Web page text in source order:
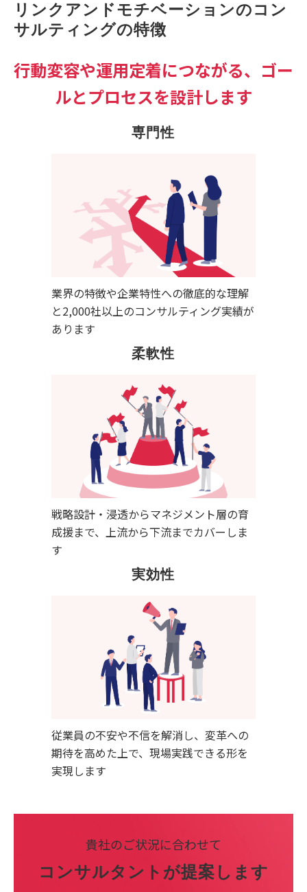
リンクアンドモチベーションのコン
サルティングの特徴
行動変容や運用定着につながる、ゴー
ルとプロセスを設計します
専門性
業界の特徴や企業特性への徹底的な理解
と2,000社以上のコンサルティング実績が
あります
柔軟性
戦略設計・浸透からマネジメント層の育
成援まで、上流から下流までカバーしま
す
実効性
従業員の不安や不信を解消し、変革への
期待を高めた上で、現場実践できる形を
実現します
貴社のご状況に合わせて
コンサルタントが提案します